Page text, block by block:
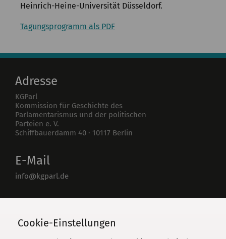
Heinrich-Heine-Universität Düsseldorf.
Tagungsprogramm als PDF
Adresse
KGParl
Kommission für Geschichte des
Parlamentarismus und der politischen
Parteien e. V.
Schiffbauerdamm 40 · 10117 Berlin
E-Mail
info@kgparl.de
030 / 206 33 94-0
Cookie-Einstellungen